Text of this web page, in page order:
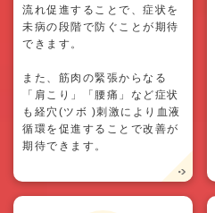
流れ促進することで、症状を
未病の段階で防ぐことが期待
できます。
また、筋肉の緊張からなる
「肩こり」「腰痛」など症状
も経穴(ツボ )刺激により血液
循環を促進することで改善が
期待できます。